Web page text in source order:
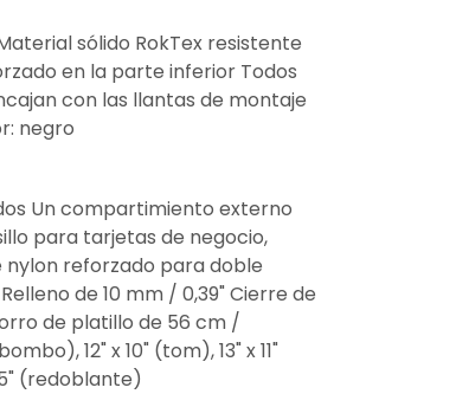
sólido RokTex resistente
en la parte inferior Todos
con las llantas de montaje
negro
Un compartimiento externo
para tarjetas de negocio,
reforzado para doble
de 10 mm / 0,39" Cierre de
de platillo de 56 cm /
12" x 10" (tom), 13" x 11"
(redoblante)